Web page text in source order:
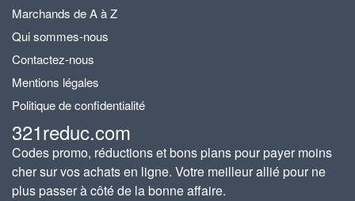
Marchands de A à Z
Qui sommes-nous
Contactez-nous
Mentions légales
Politique de confidentialité
321reduc.com
Codes promo, réductions et bons plans pour payer moins
cher sur vos achats en ligne. Votre meilleur allié pour ne
plus passer à côté de la bonne affaire.